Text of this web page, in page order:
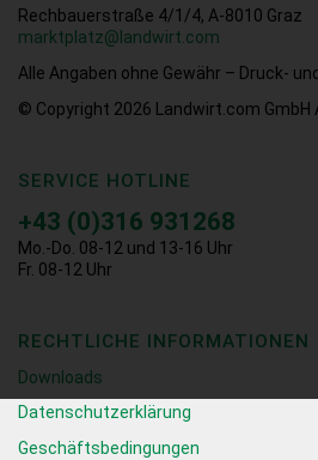
Rechbauerstraße 4/1/4, A-8010 Graz
marktplatz@landwirt.com
Alle Angaben ohne Gewähr – Druck-
© Copyright 2026
Landwirt.com
SERVICE HOTLINE
+43 (0)316 931268
Mo.-Do. 08-12 und 13-16 Uhr
Fr. 08-12 Uhr
RECHTLICHE INFORMATIONEN
Downloads
Datenschutzerklärung
Geschäftsbedingungen